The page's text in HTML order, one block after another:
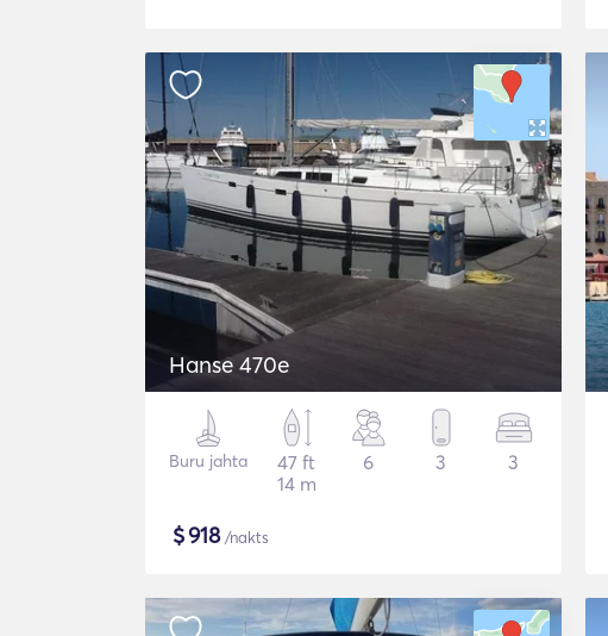
Hanse 470e
Buru jahta
47 ft
14 m
6 3 3
$918/nakts